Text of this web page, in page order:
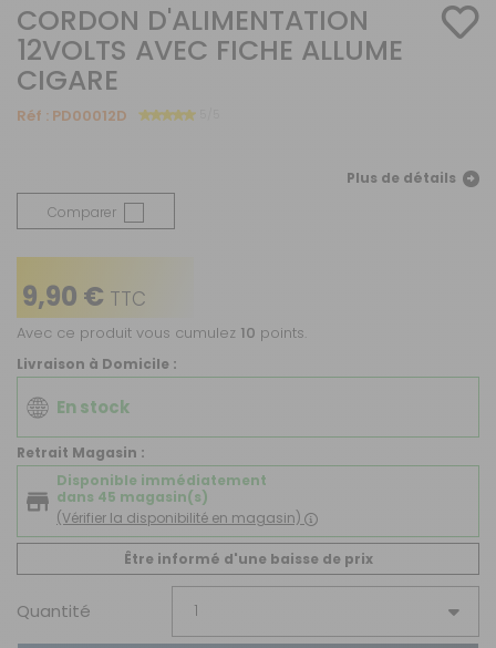
CORDON D'ALIMENTATION
12VOLTS AVEC FICHE ALLUME
CIGARE
Réf : PD00012D
Plus de détails
Comparer
9,90 € TTC
Avec ce produit vous cumulez 10 points.
Livraison à Domicile :
En stock
Retrait Magasin :
Disponible immédiatement
dans 45 magasin(s)
(Vérifier la disponibilité en magasin)
Être informé d'une baisse de prix
Quantité